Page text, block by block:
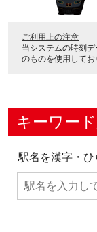
ご利用上の注意
当システムの時刻デ
のものを使用してお
キーワー
駅名を漢字・ひ